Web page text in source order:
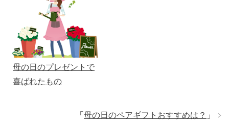
母の日のプレゼントで
喜ばれたもの
「 母の日のペアギフトおすすめは？ 」